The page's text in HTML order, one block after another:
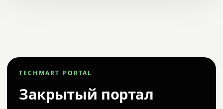
TECHMART PORTAL
Закрытый портал